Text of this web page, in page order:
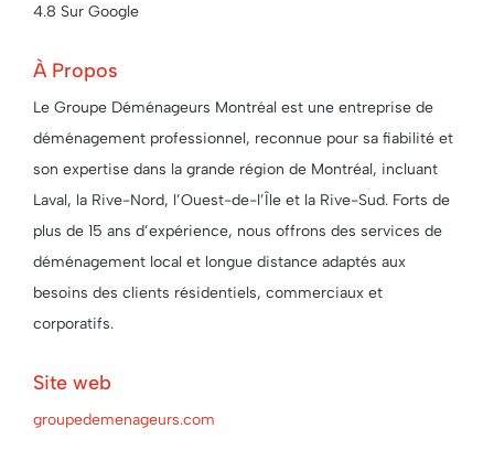
4.8 Sur Google
À Propos
Le Groupe Déménageurs Montréal est une entreprise de
déménagement professionnel, reconnue pour sa fiabilité et
son expertise dans la grande région de Montréal, incluant
Laval, la Rive-Nord, l’Ouest-de-l’Île et la Rive-Sud. Forts de
plus de 15 ans d’expérience, nous offrons des services de
déménagement local et longue distance adaptés aux
besoins des clients résidentiels, commerciaux et
corporatifs.
Site web
groupedemenageurs.com